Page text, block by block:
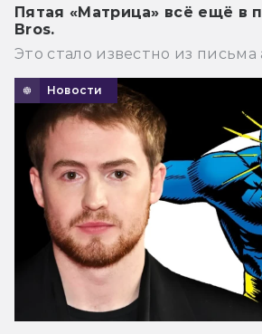
Пятая «Матрица» всё ещё в
Bros.
Это стало известно из
Новости